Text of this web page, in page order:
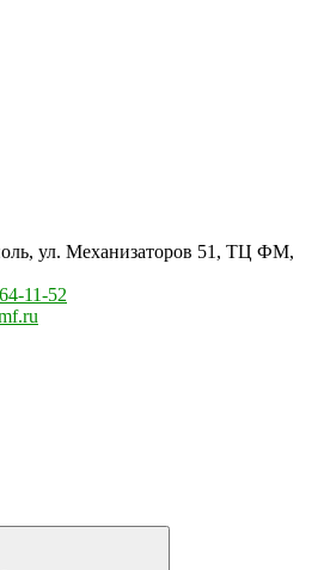
ул. Механизаторов 51, ТЦ ФМ,
11-52